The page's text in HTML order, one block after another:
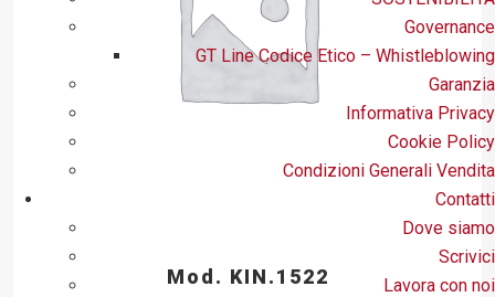
Governance
GT Line Codice Etico – Whistleblowing
Garanzia
Informativa Privacy
Cookie Policy
Condizioni Generali Vendita
Contatti
Dove siamo
Scrivici
Lavora con noi
Mod. KIN.1522